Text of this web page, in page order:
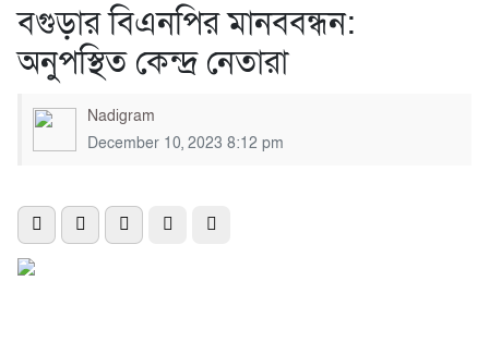
বগুড়ার বিএনপির মানববন্ধন:
অনুপস্থিত কেন্দ্র নেতারা
Nadigram
December 10, 2023 8:12 pm